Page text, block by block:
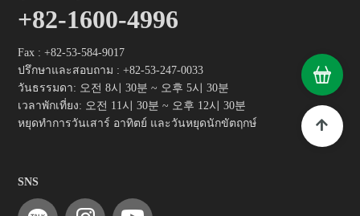
+82-1600-4996
Fax : +82-53-584-9017
ปรึกษาและสอบถาม :+82-53-247-0033
วันธรรมดา: 오전 8시 30분 ~ 오후 5시 30분
เวลาพักเที่ยง: 오전 11시 30분 ~ 오후 12시 30분
หยุดทำการวันเสาร์ อาทิตย์ และวันหยุดนักขัตฤกษ์
SNS